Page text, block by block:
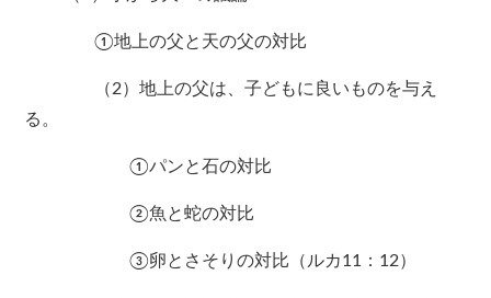
①地上の父と天の父の対比
（2）地上の父は、子どもに良いものを与え
る。
①パンと石の対比
②魚と蛇の対比
③卵とさそりの対比（ルカ11：12）